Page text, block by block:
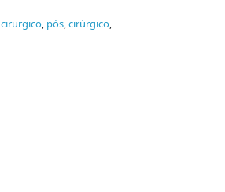
cirurgico, pós,cirúrgico,